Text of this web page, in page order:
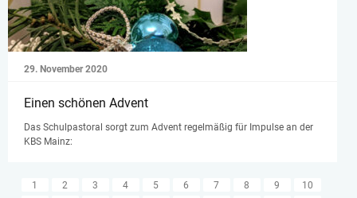
29. November 2020
Einen schönen Advent
Das Schulpastoral sorgt zum Advent regelmäßig für Impulse an der
KBS Mainz:
1 2 3 4 5 6 7 8 9
10